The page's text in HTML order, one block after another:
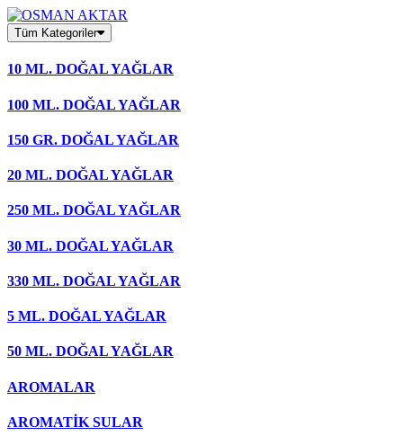
Skip
to
content
Tüm Kategoriler
10 ML. DOĞAL YAĞLAR
100 ML. DOĞAL YAĞLAR
150 GR. DOĞAL YAĞLAR
20 ML. DOĞAL YAĞLAR
250 ML. DOĞAL YAĞLAR
30 ML. DOĞAL YAĞLAR
330 ML. DOĞAL YAĞLAR
5 ML. DOĞAL YAĞLAR
50 ML. DOĞAL YAĞLAR
AROMALAR
AROMATİK SULAR